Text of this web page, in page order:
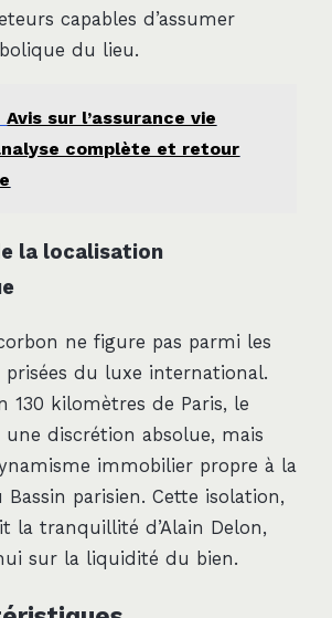
capables d’assumer
du lieu.
Avis sur l’assurance vie
complète et retour
la localisation
ne figure pas parmi les
prisées du luxe international.
130 kilomètres de Paris, le
discrétion absolue, mais
immobilier propre à la
Bassin parisien. Cette isolation,
la tranquillité d’Alain Delon,
sur la liquidité du bien.